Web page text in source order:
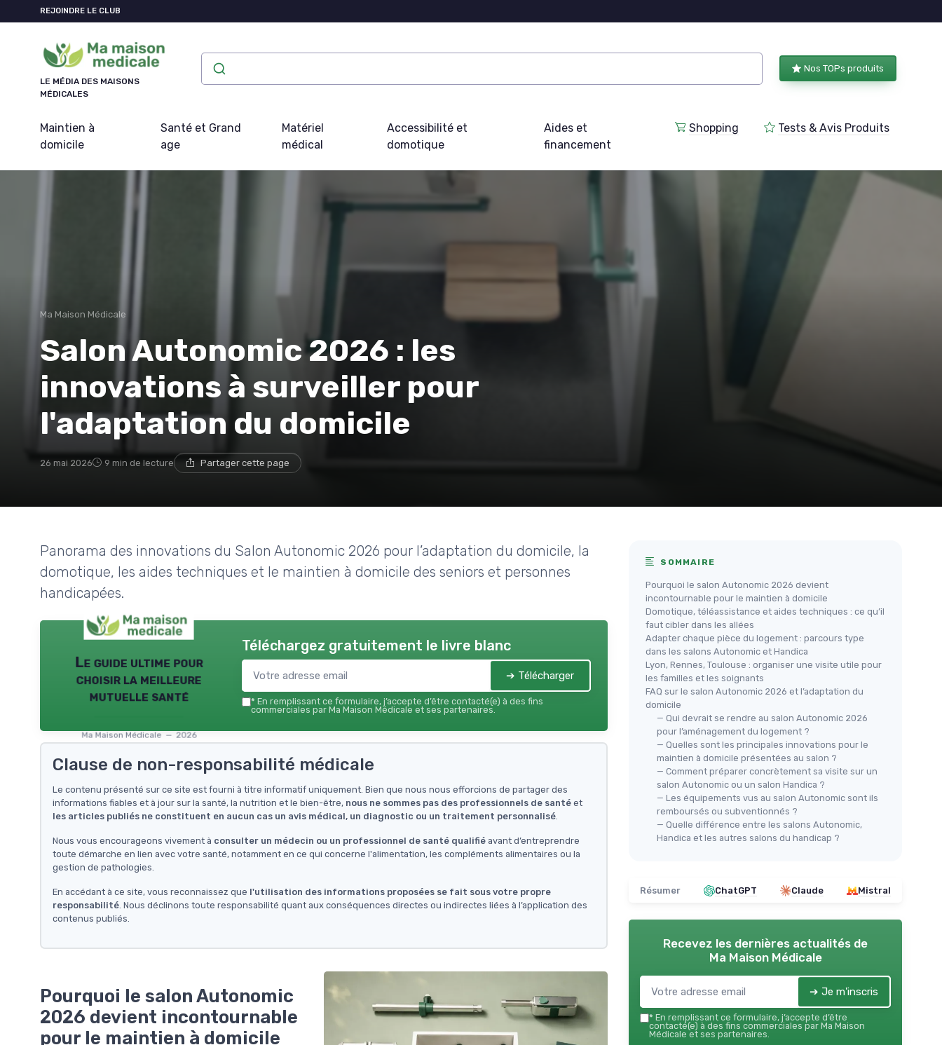
REJOINDRE LE CLUB
LE MÉDIA DES MAISONS
MÉDICALES
Nos TOPs produits
Maintien à
domicile
Santé et Grand
age
Matériel
médical
Accessibilité et
domotique
Aides et
financement
Shopping Tests & Avis Produits
Ma Maison Médicale
Salon Autonomic 2026 : les
innovations à surveiller pour
l'adaptation du domicile
26 mai 2026 9 min de lecture Partager cette page
Panorama des innovations du Salon Autonomic 2026 pour l’adaptation du domicile, la
domotique, les aides techniques et le maintien à domicile des seniors et personnes
handicapées.
Le guide ultime pour
choisir la meilleure
mutuelle santé
Ma Maison Médicale — 2026
Téléchargez gratuitement le livre blanc
➔ Télécharger
* En remplissant ce formulaire, j’accepte d’être contacté(e) à des fins
commerciales par Ma Maison Médicale et ses partenaires.
Clause de non-responsabilité médicale
Le contenu présenté sur ce site est fourni à titre informatif uniquement. Bien que nous nous efforcions de partager des
informations fiables et à jour sur la santé, la nutrition et le bien-être, nous ne sommes pas des professionnels de santé et
les articles publiés ne constituent en aucun cas un avis médical, un diagnostic ou un traitement personnalisé.
Nous vous encourageons vivement à consulter un médecin ou un professionnel de santé qualifié avant d’entreprendre
toute démarche en lien avec votre santé, notamment en ce qui concerne l'alimentation, les compléments alimentaires ou la
gestion de pathologies.
En accédant à ce site, vous reconnaissez que l'utilisation des informations proposées se fait sous votre propre
responsabilité. Nous déclinons toute responsabilité quant aux conséquences directes ou indirectes liées à l’application des
contenus publiés.
Pourquoi le salon Autonomic
2026 devient incontournable
pour le maintien à domicile
SOMMAIRE
Pourquoi le salon Autonomic 2026 devient
incontournable pour le maintien à domicile
Domotique, téléassistance et aides techniques : ce qu’il
faut cibler dans les allées
Adapter chaque pièce du logement : parcours type
dans les salons Autonomic et Handica
Lyon, Rennes, Toulouse : organiser une visite utile pour
les familles et les soignants
FAQ sur le salon Autonomic 2026 et l’adaptation du
domicile
— Qui devrait se rendre au salon Autonomic 2026
pour l’aménagement du logement ?
— Quelles sont les principales innovations pour le
maintien à domicile présentées au salon ?
— Comment préparer concrètement sa visite sur un
salon Autonomic ou un salon Handica ?
— Les équipements vus au salon Autonomic sont ils
remboursés ou subventionnés ?
— Quelle différence entre les salons Autonomic,
Handica et les autres salons du handicap ?
Résumer ChatGPT Claude Mistral
Recevez les dernières actualités de
Ma Maison Médicale
➔ Je m'inscris
* En remplissant ce formulaire, j’accepte d’être
contacté(e) à des fins commerciales par Ma Maison
Médicale et ses partenaires.
Panneau de gestion des cookies